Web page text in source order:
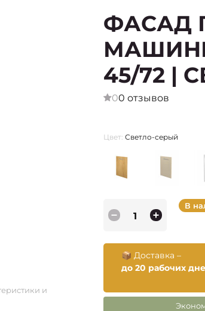
и
ФАСАД
МАШИНЫ
45/72 |
00 отзывов
Цвет: Светло-серый
В
📦 Доставка –
до 20 рабочих